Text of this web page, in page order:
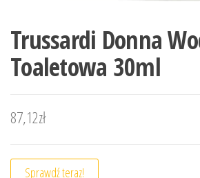
Trussardi Donna
Toaletowa 30ml
87,12zł
Sprawdź teraz!